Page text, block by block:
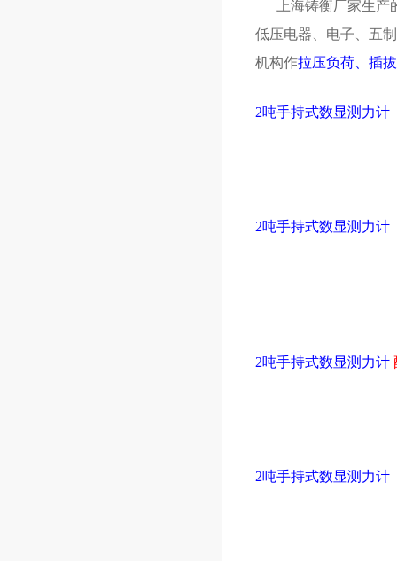
上海铸衡厂家生产
低压电器、电子、五
机构作拉压负荷、插
2吨手持式数显测力计
2吨手持式数显测力计
2吨手持式数显测力计
2吨手持式数显测力计